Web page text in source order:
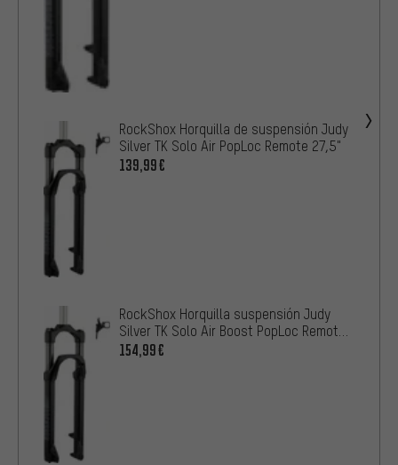
RockShox Horquilla de suspensión Judy
Silver TK Solo Air PopLoc Remote 27,5"
139,99€
RockShox Horquilla suspensión Judy
Silver TK Solo Air Boost PopLoc Remote
27,5"
154,99€